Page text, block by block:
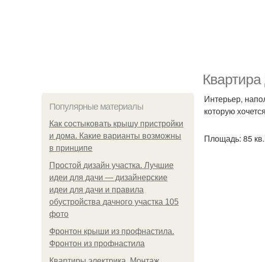
Популярные материалы
Как состыковать крышу пристройки
и дома. Какие варианты возможны
в принципе
Простой дизайн участка. Лучшие
идеи для дачи — дизайнерские
идеи для дачи и правила
обустройства дачного участка 105
фото
Фронтон крыши из профнастила.
Фронтон из профнастила
Интерьер,
которую
Площадь: 85